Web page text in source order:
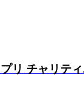
リ チャリテ